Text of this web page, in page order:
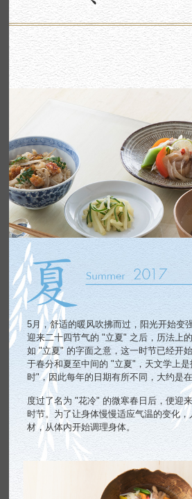
5月，舒适的暖风吹拂而过，阳光开始变强
迎来二十四节气的 "立夏" 之后，历法上
如 "立夏" 的字面之意，这一时节已经开
于春分和夏至中间的 "立夏"，天文学上
时"，因此每年的日期有所不同，大约是
度过了名为 "花冷" 的微寒春日后，便迎
时节。为了让身体慢慢适应气温的变化
材，从体内开始调理身体。